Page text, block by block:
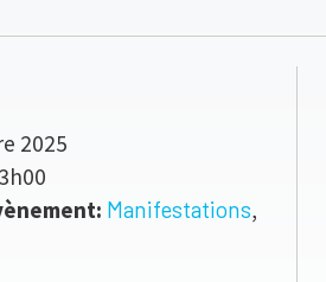
2025
Manifestations,